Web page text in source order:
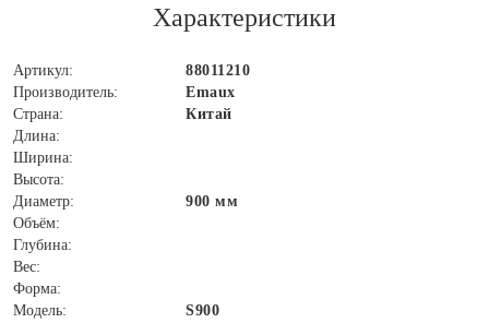
Характеристики
Артикул:
88011210
Производитель:
Emaux
Страна:
Китай
Длина:
Ширина:
Высота:
Диаметр:
900 мм
Объём:
Глубина:
Вес:
Форма:
Модель:
S900